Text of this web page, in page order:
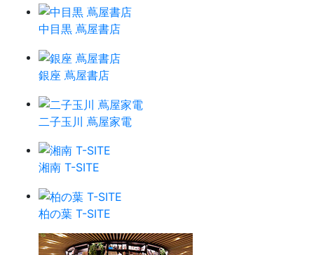
中目黒 蔦屋書店
銀座 蔦屋書店
二子玉川 蔦屋家電
湘南 T-SITE
柏の葉 T-SITE